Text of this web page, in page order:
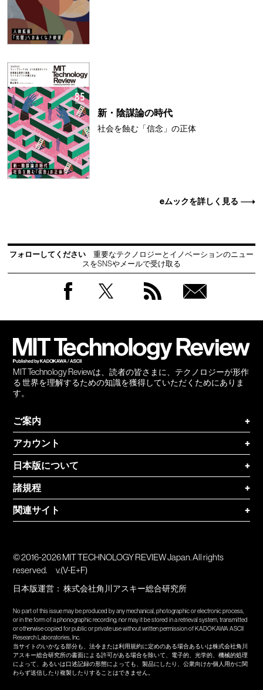
新・陰謀論の時代
社会を蝕む「信念」の正体
eムックを詳しく見る
フォローしてください
重要なテクノロジーとイノベーションのニュー
スをSNSやメールで受け取る
MIT Technology Reviewは、読者の皆さまに、テクノロジーが形作
る 世界を理解するための知識を獲得していただくためにありま
す。
ご案内
+
アカウント
+
日本版について
+
諸規程
+
関連サイト
+
© 2016-2026 MIT TECHNOLOGY REVIEW Japan. All rights
reserved.
v.(V-E+F)
日本版運営：株式会社角川アスキー総合研究所
No part of this issue may be produced by any mechanical, photographic or electronic process,
or in the form of a phonographic recording, nor may it be stored in a retrieval system, transmitted
or otherwise copied for public or private use without written permission of KADOKAWA ASCII
Research Laboratories, Inc.
当サイトのいかなる部分も、法令または利用規約に定めのある場合あるいは株式会社角川
アスキー総合研究所の書面による許可がある場合を除いて、電子的、光学的、機械的処理
によって、あるいは口述記録の形態によっても、製品にしたり、公衆向けか個人用かに関
わらず送信したり複製したりすることはできません。